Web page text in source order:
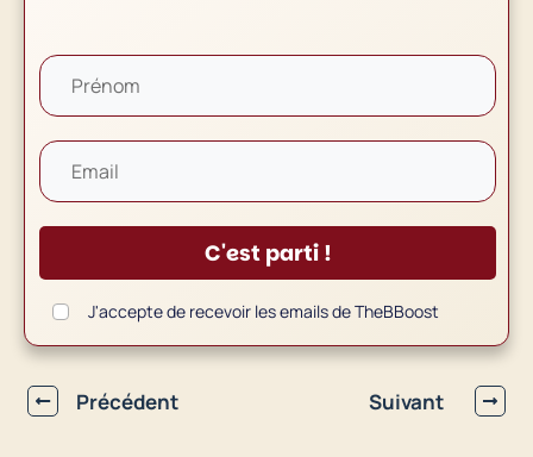
C'est parti !
J'accepte de recevoir les emails de TheBBoost
Précédent Suivant